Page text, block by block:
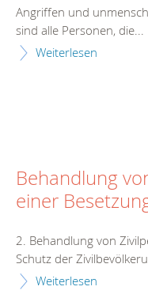
Angriffen und
sind alle Personen, die...
Weiterlesen
Behandlung
einer
2. Behandlung von
Schutz der
Weiterlesen